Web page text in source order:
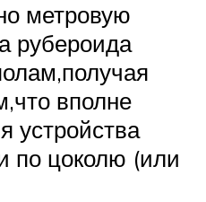
метровую
рубероида
вполне
устройства
по цоколю (или